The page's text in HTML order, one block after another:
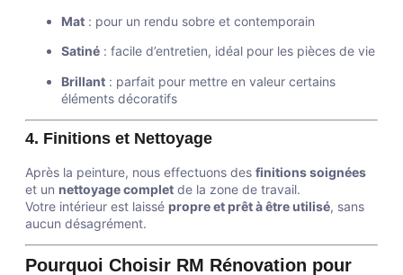
Mat : pour un rendu sobre et contemporain
Satiné : facile d’entretien, idéal pour les pièces de vie
Brillant : parfait pour mettre en valeur certains
éléments décoratifs
4. Finitions et Nettoyage
Après la peinture, nous effectuons des finitions soignées
et un nettoyage complet de la zone de travail.
Votre intérieur est laissé propre et prêt à être utilisé, sans
aucun désagrément.
Pourquoi Choisir RM Rénovation pour